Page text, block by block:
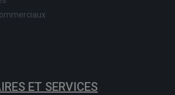
ET SERVICES